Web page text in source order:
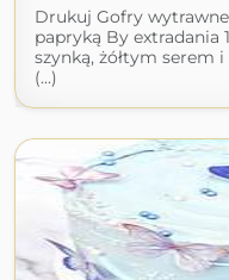
Drukuj Gofry
papryką By extradania
szynką, żółtym serem
(...)